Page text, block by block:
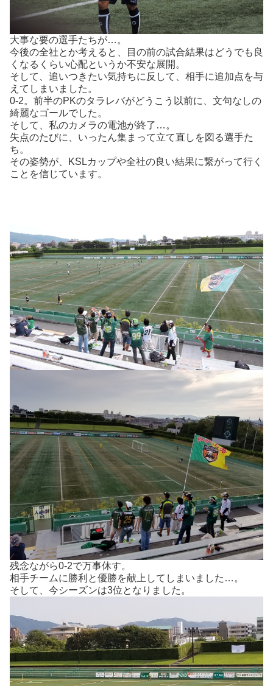
大事な要の選手たちが…。
今後の全社とか考えると、目の前の試合結果はどうでも良
くなるくらい心配というか不安な展開。
そして、追いつきたい気持ちに反して、相手に追加点を与
えてしまいました。
0-2。前半のPKのタラレバがどうこう以前に、文句なしの
綺麗なゴールでした。
そして、私のカメラの電池が終了…。
失点のたびに、いったん集まって立て直しを図る選手た
ち。
その姿勢が、KSLカップや全社の良い結果に繋がって行く
ことを信じています。
残念ながら0-2で万事休す。
相手チームに勝利と優勝を献上してしまいました…。
そして、今シーズンは3位となりました。